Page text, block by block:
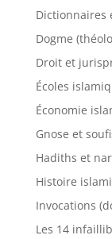
Dictionnaires
Dogme
Droit et
Écoles
Économie
Gnose et
Hadiths et
Histoire
Invocations
Les 14